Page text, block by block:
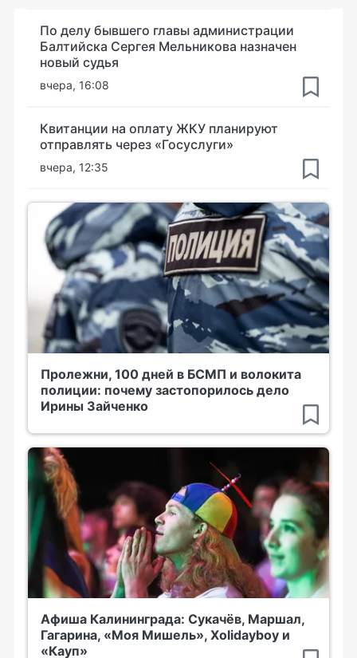
По делу бывшего главы администрации
Балтийска Сергея Мельникова назначен
новый судья
вчера, 16:08
Квитанции на оплату ЖКУ планируют
отправлять через «Госуслуги»
вчера, 12:35
Пролежни, 100 дней в БСМП и волокита
полиции: почему застопорилось дело
Ирины Зайченко
Афиша Калининграда: Сукачёв, Маршал,
Гагарина, «Моя Мишель», Xolidayboy и
«Кауп»